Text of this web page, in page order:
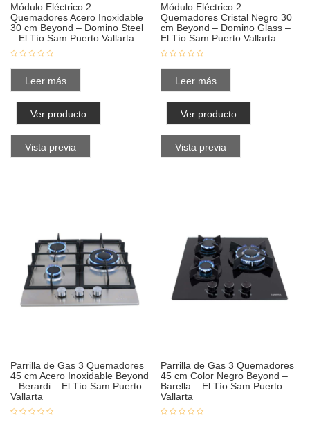
Módulo Eléctrico 2
Quemadores Acero Inoxidable
30 cm Beyond – Domino Steel
– El Tío Sam Puerto Vallarta
Leer más
Ver producto
Vista previa
Módulo Eléctrico 2
Quemadores Cristal Negro 30
cm Beyond – Domino Glass –
El Tío Sam Puerto Vallarta
Leer más
Ver producto
Vista previa
Parrilla de Gas 3 Quemadores
45 cm Acero Inoxidable Beyond
– Berardi – El Tío Sam Puerto
Vallarta
Parrilla de Gas 3 Quemadores
45 cm Color Negro Beyond –
Barella – El Tío Sam Puerto
Vallarta